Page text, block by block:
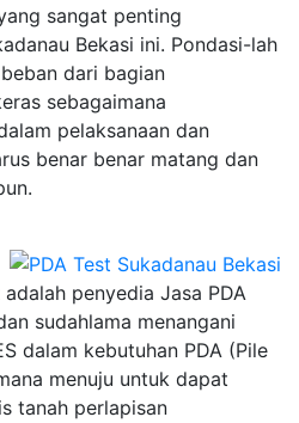
sangat penting
Bekasi ini. Pondasi-lah
dari bagian
sebagaimana
pelaksanaan dan
benar benar matang dan
adalah penyedia Jasa PDA
sudahlama menangani
dalam kebutuhan PDA (Pile
menuju untuk dapat
tanah perlapisan